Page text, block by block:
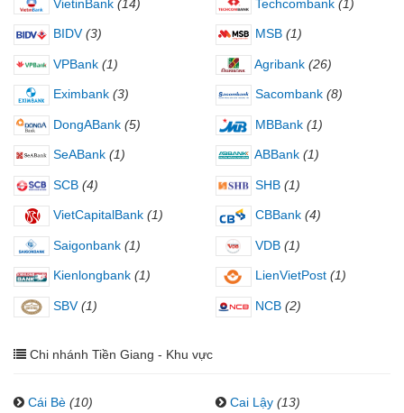
VietinBank (14) Techcombank (1)
BIDV (3) MSB (1)
VPBank (1) Agribank (26)
Eximbank (3) Sacombank (8)
DongABank (5) MBBank (1)
SeABank (1) ABBank (1)
SCB (4) SHB (1)
VietCapitalBank (1) CBBank (4)
Saigonbank (1) VDB (1)
Kienlongbank (1) LienVietPost (1)
SBV (1) NCB (2)
Chi nhánh Tiền Giang - Khu vực
Cái Bè (10) Cai Lậy (13)